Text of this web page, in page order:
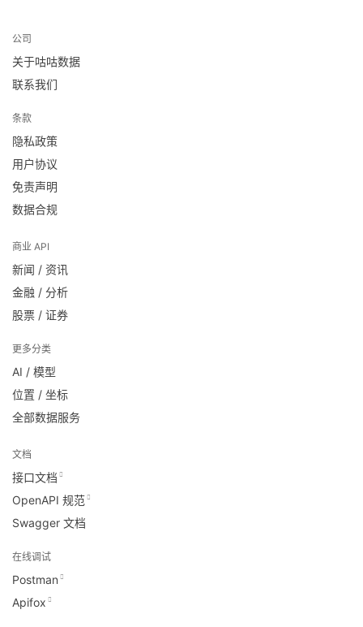
公司
关于咕咕数据
联系我们
条款
隐私政策
用户协议
免责声明
数据合规
商业 API
新闻 / 资讯
金融 / 分析
股票 / 证券
更多分类
AI / 模型
位置 / 坐标
全部数据服务
文档
接口文档
OpenAPI 规范
Swagger 文档
在线调试
Postman
Apifox